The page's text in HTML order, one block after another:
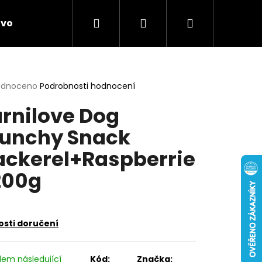
Chovatelské potřeby Novinky
Hledat PřihlášeníNákupní
Podrobnosti hodnocení
Dog
Snack
doručení
následující
Kód:
Značka: